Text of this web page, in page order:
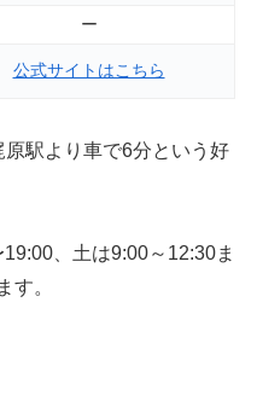
ー
公式サイトはこちら
駅より車で6分という好
、土は9:00～12:30ま
す。